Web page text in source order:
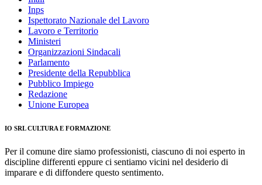
Inps
Ispettorato Nazionale del Lavoro
Lavoro e Territorio
Ministeri
Organizzazioni Sindacali
Parlamento
Presidente della Repubblica
Pubblico Impiego
Redazione
Unione Europea
IO SRL CULTURA E FORMAZIONE
Per il comune dire siamo professionisti, ciascuno di noi esperto in
discipline differenti eppure ci sentiamo vicini nel desiderio di
imparare e di diffondere questo sentimento.